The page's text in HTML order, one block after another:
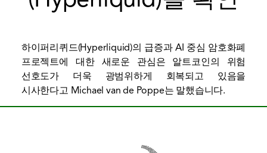
하이퍼리퀴드(Hyperliquid)의 급증과 AI 중심 암호화폐
프로젝트에 대한 새로운 관심은 알트코인의 위험
선호도가 더욱 광범위하게 회복되고 있음을
시사한다고 Michael van de Poppe는 말했습니다.